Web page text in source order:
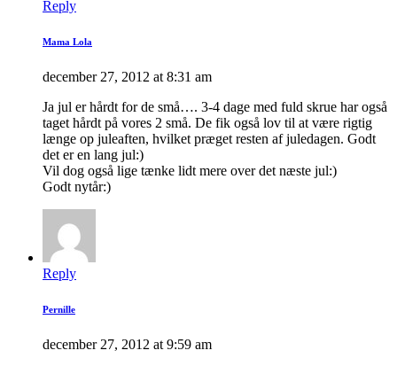
Reply
Mama Lola
december 27, 2012 at 8:31 am
Ja jul er hårdt for de små…. 3-4 dage med fuld skrue har også
taget hårdt på vores 2 små. De fik også lov til at være rigtig
længe op juleaften, hvilket præget resten af juledagen. Godt
det er en lang jul:)
Vil dog også lige tænke lidt mere over det næste jul:)
Godt nytår:)
Reply
Pernille
december 27, 2012 at 9:59 am